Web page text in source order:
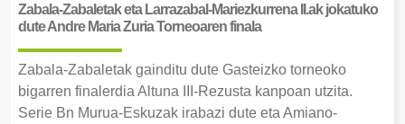
Zabala-Zabaletak eta Larrazabal-Mariezkurrena II.ak jokatuko
dute Andre Maria Zuria Torneoaren finala
Zabala-Zabaletak gainditu dute Gasteizko torneoko
bigarren finalerdia Altuna III-Rezusta kanpoan utzita.
Serie Bn Murua-Eskuzak irabazi dute eta Amiano-